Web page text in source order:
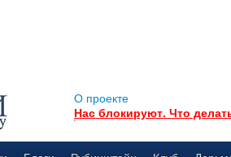
О проекте
Нас блокируют. Что